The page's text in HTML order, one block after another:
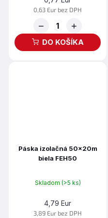
0,63 Eur bez DPH
− +
DO KOŠÍKA
Páska izolačná 50x20m
biela FEH50
Skladom (>5 ks)
4,79 Eur
3,89 Eur bez DPH